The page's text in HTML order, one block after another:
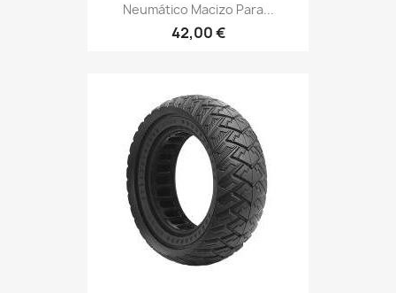
Neumático Macizo Para...
42,00 €